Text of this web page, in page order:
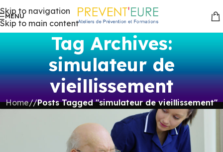
Skip to navigation
Skip to main content
MENU
Tag Archives:
simulateur de
vieillissement
Home/ Posts Tagged "simulateur de vieillissement"